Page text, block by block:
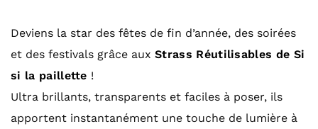
Deviens la star des fêtes de fin d’année, des soirées
et des festivals grâce aux Strass Réutilisables de Si
si la paillette !
Ultra brillants, transparents et faciles à poser, ils
apportent instantanément une touche de lumière à